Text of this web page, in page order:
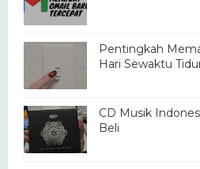
Pentingkah
Hari Sewaktu
CD Musik
Beli